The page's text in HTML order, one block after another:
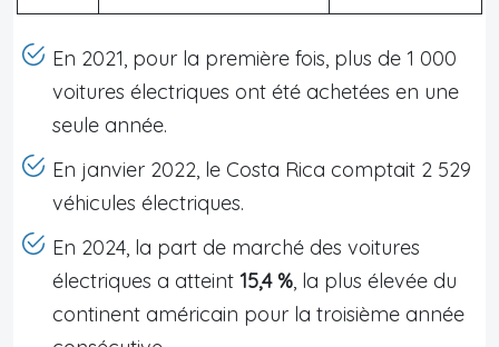
En 2021, pour la première fois, plus de 1 000
voitures électriques ont été achetées en une
seule année.
En janvier 2022, le Costa Rica comptait 2 529
véhicules électriques.
En 2024, la part de marché des voitures
électriques a atteint 15,4 %, la plus élevée du
continent américain pour la troisième année